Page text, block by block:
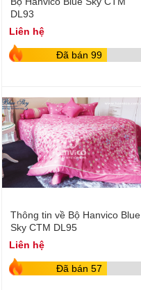
DL93
Liên hệ
Đã bán 99
Thông tin về Bộ Hanvico Blue
Sky CTM DL95
Liên hệ
Đã bán 57